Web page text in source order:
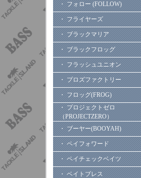
・ フォロー (FOLLOW)
・ フライヤーズ
・ ブラックマリア
・ ブラックフロッグ
・ フラッシュユニオン
・ プロズファクトリー
・ フロッグ(FROG)
・ プロジェクトゼロ
（PROJECTZERO）
・ ブーヤー(BOOYAH)
・ ペイフォワード
・ ペイチェックベイツ
・ ベイトブレス